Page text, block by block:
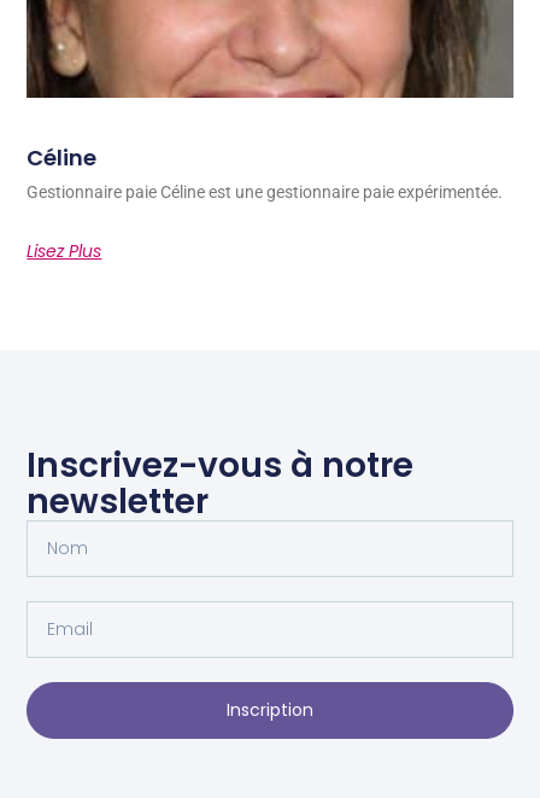
Céline
Gestionnaire paie Céline est une gestionnaire paie expérimentée.
Lisez Plus
Inscrivez-vous à notre
newsletter
Inscription